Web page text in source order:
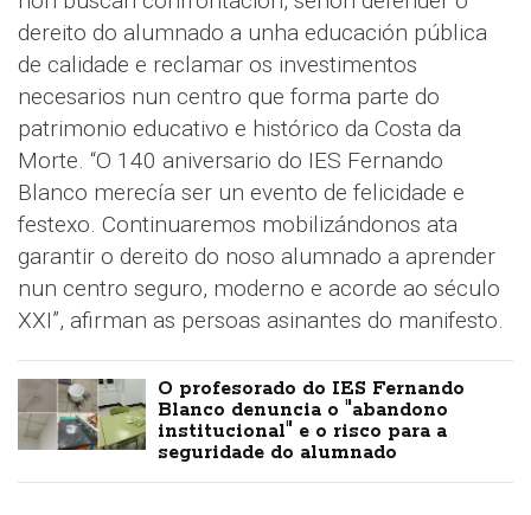
dereito do alumnado a unha educación pública
de calidade e reclamar os investimentos
necesarios nun centro que forma parte do
patrimonio educativo e histórico da Costa da
Morte. “O 140 aniversario do IES Fernando
Blanco merecía ser un evento de felicidade e
festexo. Continuaremos mobilizándonos ata
garantir o dereito do noso alumnado a aprender
nun centro seguro, moderno e acorde ao século
XXI”, afirman as persoas asinantes do manifesto.
O profesorado do IES Fernando
Blanco denuncia o "abandono
institucional" e o risco para a
seguridade do alumnado